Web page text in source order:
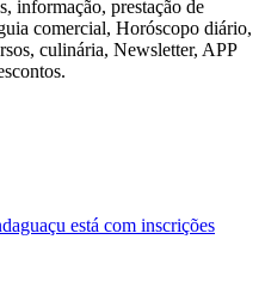
informação, prestação de
comercial, Horóscopo diário,
culinária, Newsletter, APP